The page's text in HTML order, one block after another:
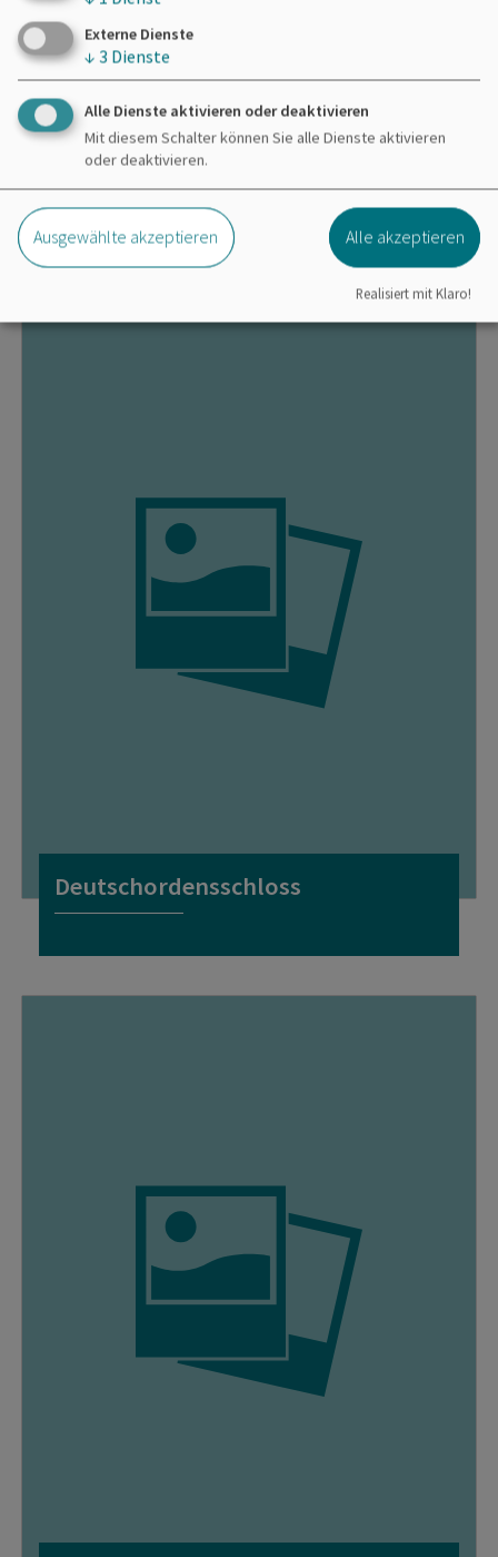
Bogenschießen im SAN-shine-CAMP
am Kleinen Brombachsee
Deutschordensschloss
Externe Dienste
↓ 3 Dienste
Alle Dienste aktivieren oder deaktivieren
Mit diesem Schalter können Sie alle Dienste aktivieren
oder deaktivieren.
Ausgewählte akzeptieren Alle akzeptieren
Realisiert mit Klaro!